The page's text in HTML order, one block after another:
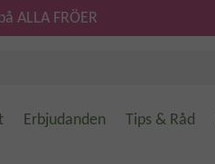
ALLA FRÖER
Erbjudanden Tips & Råd